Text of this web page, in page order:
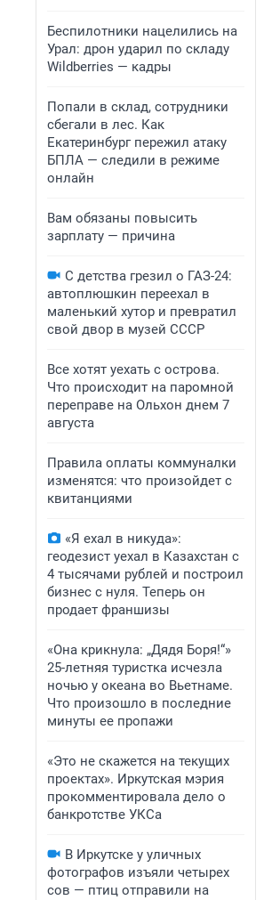
Беспилотники нацелились на
Урал: дрон ударил по складу
Wildberries — кадры
Попали в склад, сотрудники
сбегали в лес. Как
Екатеринбург пережил атаку
БПЛА — следили в режиме
онлайн
Вам обязаны повысить
зарплату — причина
С детства грезил о ГАЗ-24:
автоплюшкин переехал в
маленький хутор и превратил
свой двор в музей СССР
Все хотят уехать с острова.
Что происходит на паромной
переправе на Ольхон днем 7
августа
Правила оплаты коммуналки
изменятся: что произойдет с
квитанциями
«Я ехал в никуда»:
геодезист уехал в Казахстан с
4 тысячами рублей и построил
бизнес с нуля. Теперь он
продает франшизы
«Она крикнула: „Дядя Боря!“»
25-летняя туристка исчезла
ночью у океана во Вьетнаме.
Что произошло в последние
минуты ее пропажи
«Это не скажется на текущих
проектах». Иркутская мэрия
прокомментировала дело о
банкротстве УКСа
В Иркутске у уличных
фотографов изъяли четырех
сов — птиц отправили на